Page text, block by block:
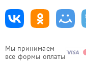
Мы принимаем
все формы оплаты